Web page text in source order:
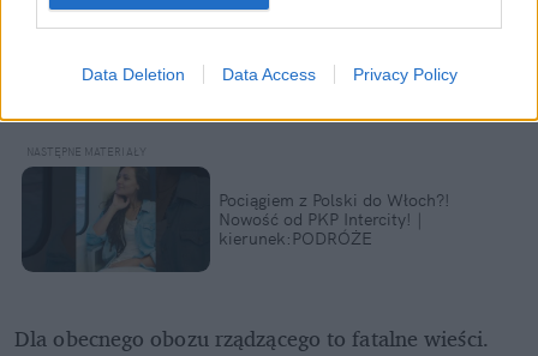
Data Deletion Data Access Privacy Policy
Pociągiem z Polski do Włoch?!
Nowość od PKP Intercity! |
kierunek:PODRÓŻE
Dla obecnego obozu rządzącego to fatalne wieści.